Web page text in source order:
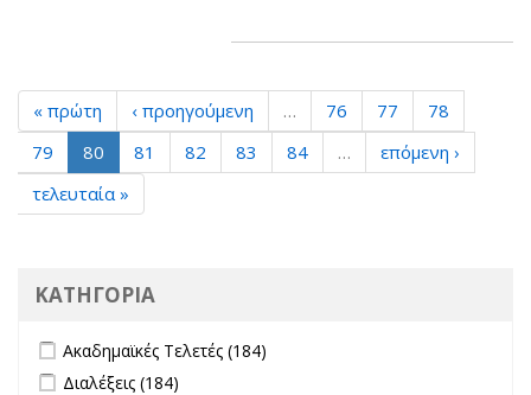
« πρώτη ‹ προηγούμενη … 76 77
78
79
80 81 82 83 84 …
επόμενη ›
τελευταία »
ΚΑΤΗΓΟΡΙΑ
Apply Ακαδημαϊκές Τελετές filter
Ακαδημαϊκές Τελετές (184)
Apply Διαλέξεις filter
Διαλέξεις (184)